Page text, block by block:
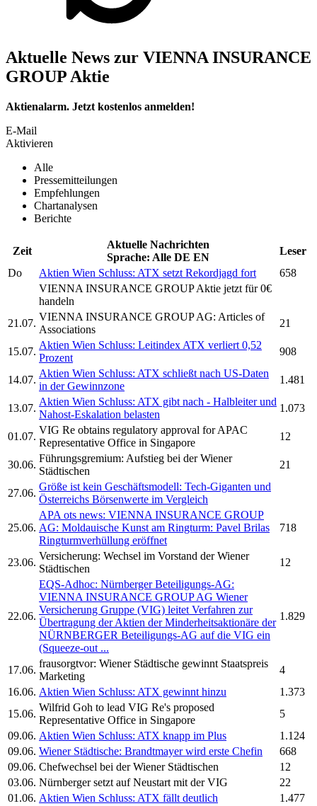
Aktuelle News zur VIENNA INSURANCE
GROUP Aktie
Aktienalarm. Jetzt kostenlos anmelden!
E-Mail
Aktivieren
Alle
Pressemitteilungen
Empfehlungen
Chartanalysen
Berichte
Zeit
Aktuelle Nachrichten
Sprache: Alle DE EN
Leser
Do
Aktien Wien Schluss: ATX setzt Rekordjagd fort
658
VIENNA INSURANCE GROUPAktie jetzt für 0€
handeln
21.07.
VIENNA INSURANCE GROUP AG: Articles of
Associations
21
15.07.
Aktien Wien Schluss: Leitindex ATX verliert 0,52
Prozent
908
14.07.
Aktien Wien Schluss: ATX schließt nach US-Daten
in der Gewinnzone
1.481
13.07.
Aktien Wien Schluss: ATX gibt nach - Halbleiter und
Nahost-Eskalation belasten
1.073
01.07.
VIG Re obtains regulatory approval for APAC
Representative Office in Singapore
12
30.06.
Führungsgremium: Aufstieg bei derWiener
Städtischen
21
27.06.
Größe ist kein Geschäftsmodell: Tech-Giganten und
Österreichs Börsenwerte im Vergleich
25.06.
APA ots news: VIENNA INSURANCE GROUP
AG: Moldauische Kunst am Ringturm: Pavel Brilas
Ringturmverhüllung eröffnet
718
23.06.
Versicherung: Wechsel im Vorstand derWiener
Städtischen
12
22.06.
EQS-Adhoc: Nürnberger Beteiligungs-AG:
VIENNA INSURANCE GROUP AG Wiener
Versicherung Gruppe (VIG) leitet Verfahren zur
Übertragung der Aktien der Minderheitsaktionäre der
NÜRNBERGER Beteiligungs-AG auf die VIG ein
(Squeeze-out ...
1.829
17.06.
frausorgtvor: Wiener Städtische gewinnt Staatspreis
Marketing
4
16.06. Aktien Wien Schluss: ATX gewinnt hinzu
1.373
15.06.
Wilfrid Goh to lead VIG Re's proposed
Representative Office in Singapore
5
09.06. Aktien Wien Schluss: ATX knapp im Plus
1.124
09.06. Wiener Städtische: Brandtmayer wird erste Chefin
668
09.06. Chefwechsel bei derWiener Städtischen
12
03.06. Nürnberger setzt auf Neustart mit derVIG
22
01.06. Aktien Wien Schluss: ATX fällt deutlich
1.477